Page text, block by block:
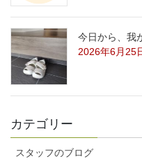
今日から、我
2026年6月25
カテゴリー
スタッフのブログ